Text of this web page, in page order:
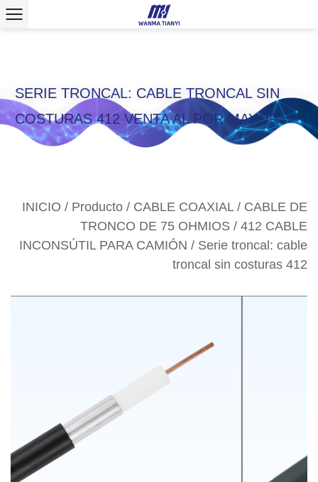
SERIE TRONCAL: CABLE TRONCAL SIN
COSTURAS 412 VENTA AL POR MAYOR
INICIO / Producto / CABLE COAXIAL/ CABLE DE
TRONCO DE 75 OHMIOS / 412 CABLE
INCONSÚTIL PARA CAMIÓN / Serie troncal: cable
troncal sin costuras 412